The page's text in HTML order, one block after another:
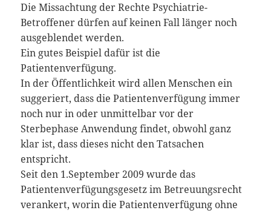
Die Missachtung der Rechte Psychiatrie-
Betroffener dürfen auf keinen Fall länger noch
ausgeblendet werden.
Ein gutes Beispiel dafür ist die
Patientenverfügung.
In der Öffentlichkeit wird allen Menschen ein
suggeriert, dass die Patientenverfügung immer
noch nur in oder unmittelbar vor der
Sterbephase Anwendung findet, obwohl ganz
klar ist, dass dieses nicht den Tatsachen
entspricht.
Seit den 1.September 2009 wurde das
Patientenverfügungsgesetz im Betreuungsrecht
verankert, worin die Patientenverfügung ohne